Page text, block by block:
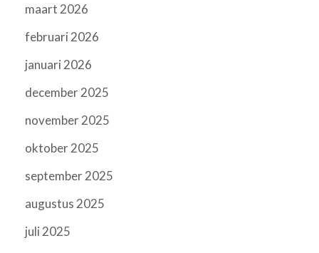
maart 2026
februari 2026
januari 2026
december 2025
november 2025
oktober 2025
september 2025
augustus 2025
juli 2025